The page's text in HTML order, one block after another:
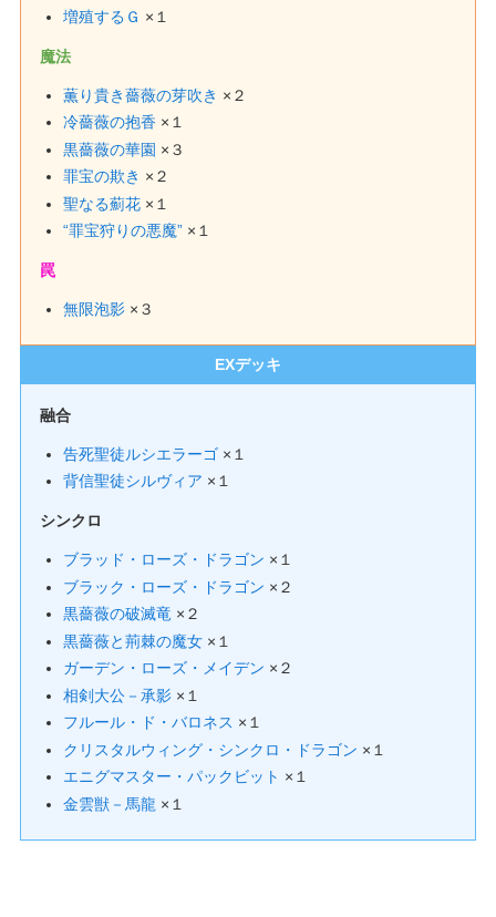
増殖するＧ ×１
魔法
薫り貴き薔薇の芽吹き ×２
冷薔薇の抱香 ×１
黒薔薇の華園 ×３
罪宝の欺き ×２
聖なる薊花 ×１
“罪宝狩りの悪魔” ×１
罠
無限泡影 ×３
EXデッキ
融合
告死聖徒ルシエラーゴ ×１
背信聖徒シルヴィア ×１
シンクロ
ブラッド・ローズ・ドラゴン ×１
ブラック・ローズ・ドラゴン ×２
黒薔薇の破滅竜 ×２
黒薔薇と荊棘の魔女 ×１
ガーデン・ローズ・メイデン ×２
相剣大公－承影 ×１
フルール・ド・バロネス ×１
クリスタルウィング・シンクロ・ドラゴン ×１
エニグマスター・パックビット ×１
金雲獣－馬龍 ×１